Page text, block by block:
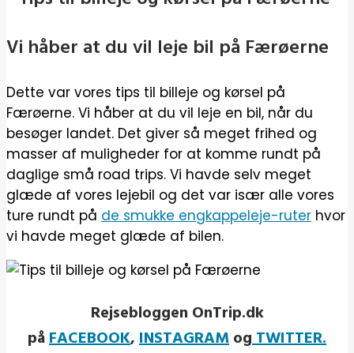
Vi håber at du vil leje bil på Færøerne
Dette var vores tips til billeje og kørsel på
Færøerne. Vi håber at du vil leje en bil, når du
besøger landet. Det giver så meget frihed og
masser af muligheder for at komme rundt på
daglige små road trips. Vi havde selv meget
glæde af vores lejebil og det var især alle vores
ture rundt på de smukke engkappeleje-ruter hvor
vi havde meget glæde af bilen.
Rejsebloggen OnTrip.dk
påFACEBOOK,INSTAGRAMogTWITTER.